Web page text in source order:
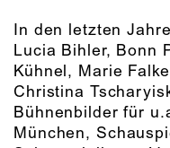
In den letzten
Lucia Bihler, Bonn
Kühnel, Marie
Christina
Bühnenbilder für
München,